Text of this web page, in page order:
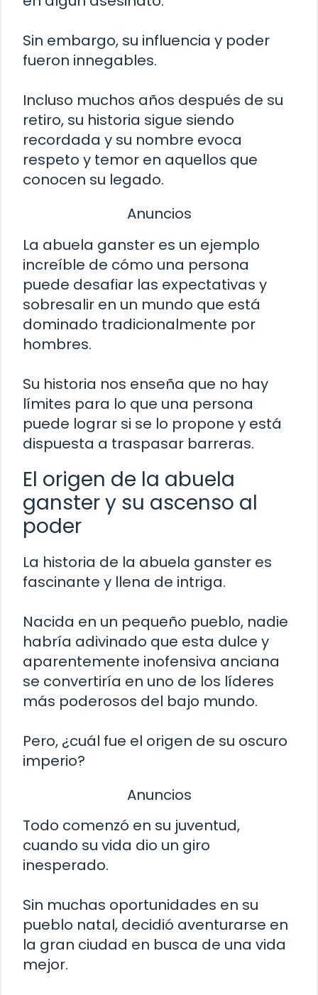
Sin embargo, su influencia y poder
fueron innegables.
Incluso muchos años después de su
retiro, su historia sigue siendo
recordada y su nombre evoca
respeto y temor en aquellos que
conocen su legado.
Anuncios
La abuela ganster es un ejemplo
increíble de cómo una persona
puede desafiar las expectativas y
sobresalir en un mundo que está
dominado tradicionalmente por
hombres.
Su historia nos enseña que no hay
límites para lo que una persona
puede lograr si se lo propone y está
dispuesta a traspasar barreras.
El origen de la abuela
ganster y su ascenso al
poder
La historia de la abuela ganster es
fascinante y llena de intriga.
Nacida en un pequeño pueblo, nadie
habría adivinado que esta dulce y
aparentemente inofensiva anciana
se convertiría en uno de los líderes
más poderosos del bajo mundo.
Pero, ¿cuál fue el origen de su oscuro
imperio?
Anuncios
Todo comenzó en su juventud,
cuando su vida dio un giro
inesperado.
Sin muchas oportunidades en su
pueblo natal, decidió aventurarse en
la gran ciudad en busca de una vida
mejor.